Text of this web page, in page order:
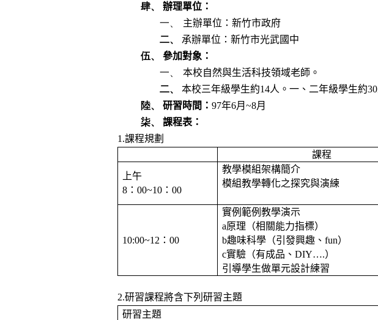
肆、
辦理單位：
一、
主辦單位：新竹市政府
二、
承辦單位：新竹市光武國中
伍、
參加對象：
一、
本校自然與生活科技領域老師。
二、
本校三年級學生約14人。一、二年級學生約30
陸、
研習時間： 97年6月 ~8月
柒、
課程表：
1.課程規劃
課程
上午
8 ：00~10 ：00
教學模組架構簡介
模組教學轉化之探究與演練
10:00~12 ：00
實例範例教學演示
a原理（相關能力指標）
b趣味科學（引發興趣、fun）
c實驗（有成品、DIY….）
引導學生做單元設計練習
2.研習課程將含下列研習主題
研習主題